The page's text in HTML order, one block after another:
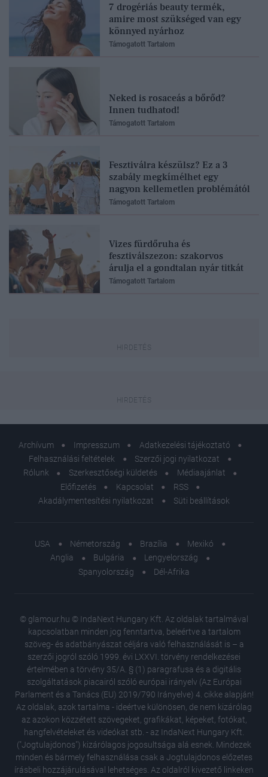
7 drogériás beauty termék,
amire most szükséged van egy
könnyed nyárhoz
Támogatott Tartalom
Neked is rosaceás a bőrőd?
Innen tudhatod!
Támogatott Tartalom
Fesztiválra készülsz? Ez a 3
szabály megkímélhet egy
nagyon kellemetlen problémától
Támogatott Tartalom
Vizes fürdőruha és
fesztiválszezon: szakorvos
árulja el a gondtalan nyár titkát
Támogatott Tartalom
Archívum Impresszum
Adatkezelési tájékoztató
Felhasználási feltételek
Szerzői jogi nyilatkozat
Rólunk
Szerkesztőségi küldetés
Médiaajánlat
Előfizetés
Kapcsolat
RSS
Akadálymentesítési nyilatkozat
Süti beállítások
USA Németország Brazília
Mexikó
Anglia
Bulgária
Lengyelország
Spanyolország
Dél-Afrika
© glamour.hu © IndaNext Hungary Kft. Az oldalak tartalmával
kapcsolatban minden jog fenntartva, beleértve a tartalom
szöveg- és adatbányászat céljára való felhasználását is – a
szerzői jogról szóló 1999. évi LXXVI. törvény rendelkezései
értelmében a törvény 35/A. § (1) paragrafusa és a digitális
szolgáltatások piacairól szóló európai irányelv (Az Európai
Parlament és a Tanács (EU) 2019/790 Irányelve) 4. cikke alapján!
Az oldalak, azok tartalma - ideértve különösen, de nem kizárólag
az azokon közzétett szövegeket, grafikákat, képeket, fotókat,
hangfelvételeket és videókat stb. - az IndaNext Hungary Kft.
("Jogtulajdonos") kizárólagos jogosultsága alá esnek. Mindezek
minden és bármely felhasználása csak a Jogtulajdonos előzetes
írásbeli hozzájárulásával lehetséges. Az oldalról kivezető linkeken